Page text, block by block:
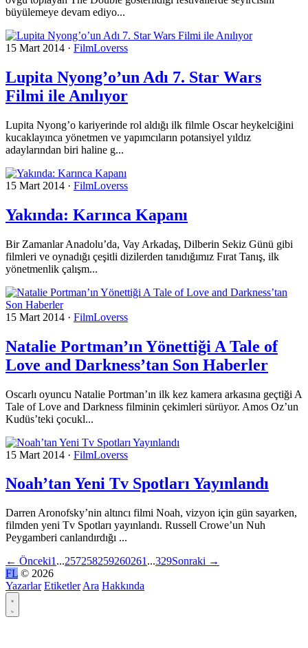
büyülemeye devam ediyo...
15 Mart 2014 · FilmLoverss
Lupita Nyong’o’un Adı 7. Star Wars
Filmi ile Anılıyor
Lupita Nyong’o kariyerinde rol aldığı ilk filmle Oscar heykelciğini
kucaklayınca yönetmen ve yapımcıların potansiyel yıldız
adaylarından biri haline g...
15 Mart 2014 · FilmLoverss
Yakında: Karınca Kapanı
Bir Zamanlar Anadolu’da, Vay Arkadaş, Dilberin Sekiz Günü gibi
filmleri ve oynadığı çeşitli dizilerden tanıdığımız Fırat Tanış, ilk
yönetmenlik çalışm...
15 Mart 2014 · FilmLoverss
Natalie Portman’ın Yönettiği A Tale of
Love and Darkness’tan Son Haberler
Oscarlı oyuncu Natalie Portman’ın ilk kez kamera arkasına geçtiği A
Tale of Love and Darkness filminin çekimleri sürüyor. Amos Oz’un
Kudüs’teki çocukl...
15 Mart 2014 · FilmLoverss
Noah’tan Yeni Tv Spotları Yayınlandı
Darren Aronofsky’nin altıncı filmi Noah, vizyon için gün sayarken,
filmden yeni Tv Spotları yayınlandı. Russell Crowe’un Nuh
Peygamberi canlandırdığı ...
← Önceki1 ...257258259260261 ...329Sonraki →
FL © 2026
Yazarlar Etiketler Ara Hakkında